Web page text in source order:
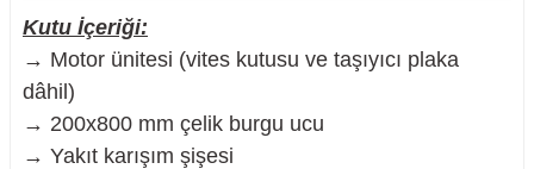
Kutu İçeriği:
→ Motor ünitesi (vites kutusu ve taşıyıcı plaka
dâhil)
→ 200x800 mm çelik burgu ucu
→ Yakıt karışım şişesi